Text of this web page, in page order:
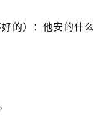
的）：他安的什么